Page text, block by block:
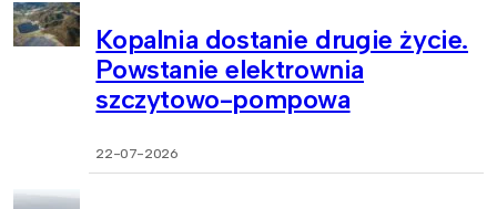
Kopalnia dostanie drugie życie.
Powstanie elektrownia
szczytowo-pompowa
22-07-2026